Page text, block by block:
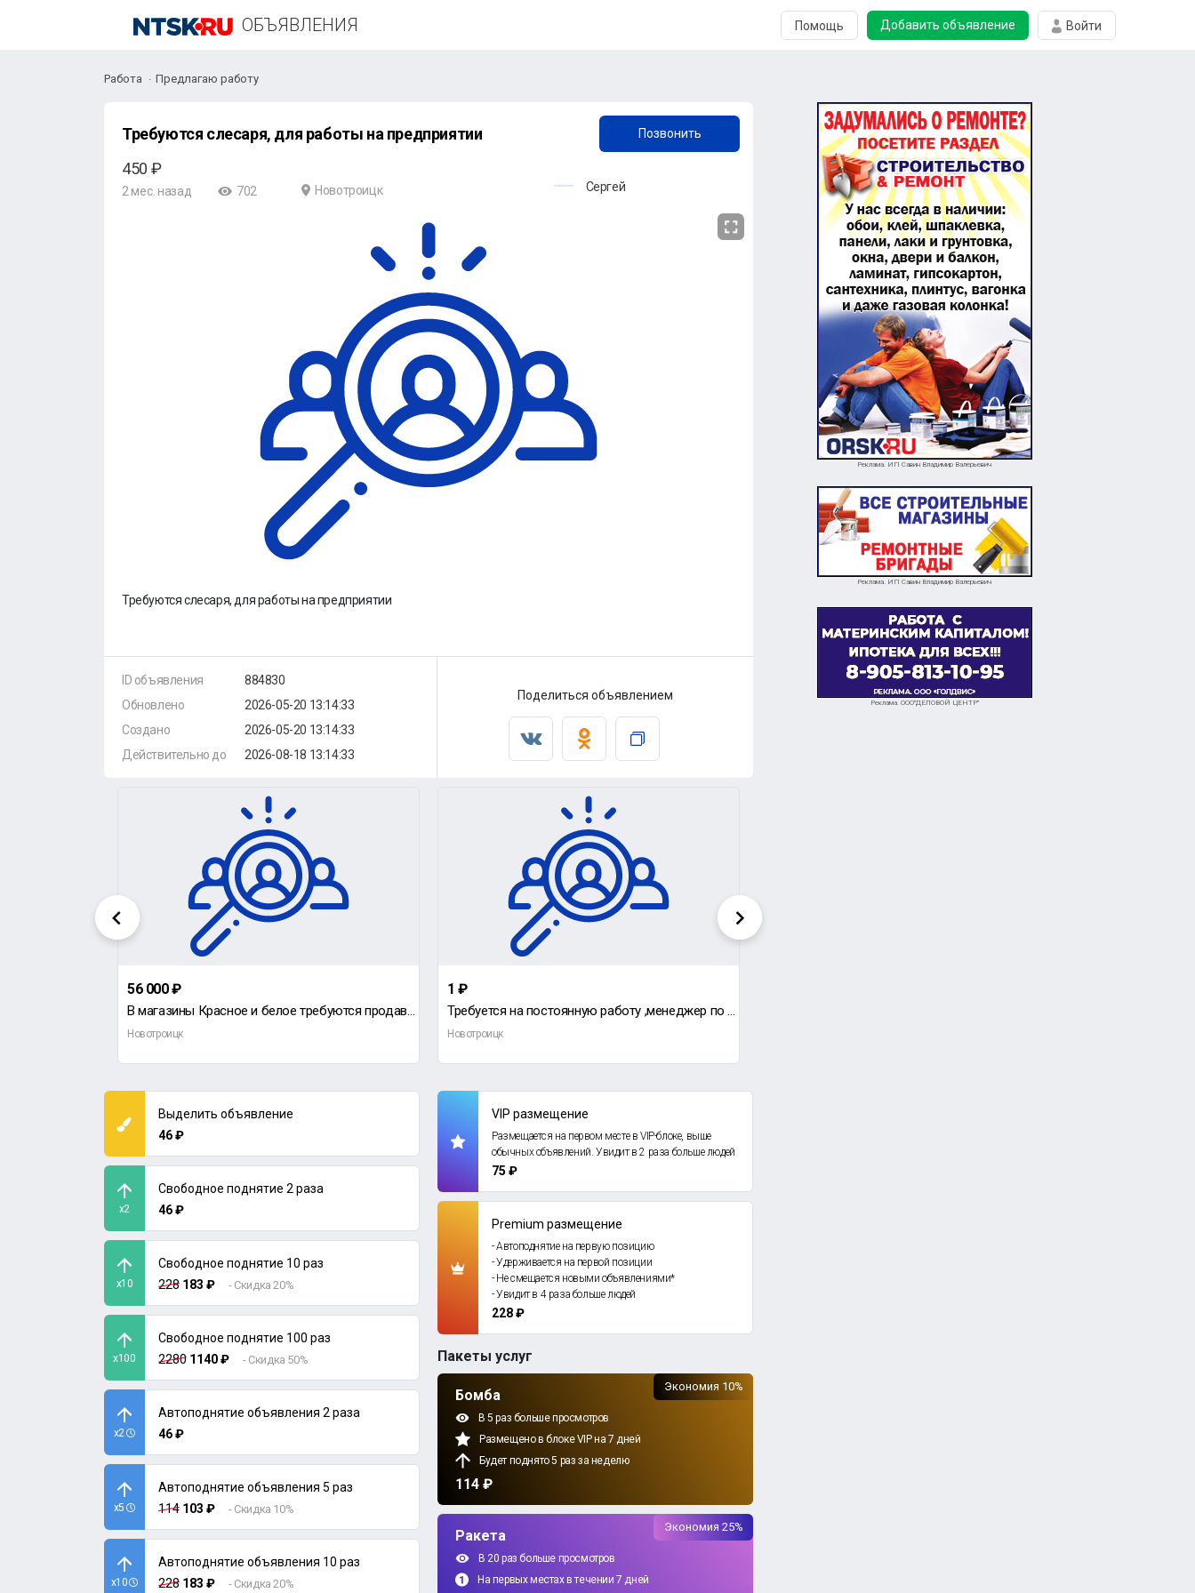
ОБЪЯВЛЕНИЯ Помощь Добавить объявление Войти
+7 (906) 838-33-77
Работа Предлагаю работу
Требуются слесаря, для работы на предприятии Позвонить
450 ₽
2 мес. назад 702 Новотроицк Сергей
Требуются слесаря, для работы на предприятии
ID объявления
Обновлено
Создано
Действительно до
884830
2026-05-20 13:14:33
2026-05-20 13:14:33
2026-08-18 13:14:33
Поделиться объявлением
56 000 ₽
В магазины Красное и белое требуются продавцы- кассиры.
Новотроицк
1 ₽
Требуется на постоянную работу ,менеджер по работе с клиентами , на пункт выдачи заказов wildberries
Новотроицк
Выделить объявление
46 ₽
x2
Свободное поднятие 2 раза
46 ₽
x10
Свободное поднятие 10 раз
228 183 ₽ - Скидка 20%
x100
Свободное поднятие 100 раз
2280 1140 ₽ - Скидка 50%
x2
Автоподнятие объявления 2 раза
46 ₽
x5
Автоподнятие объявления 5 раз
114 103 ₽ - Скидка 10%
x10
Автоподнятие объявления 10 раз
228 183 ₽ - Скидка 20%
VIP размещение
Размещается на первом месте в VIP-блоке, выше
обычных объявлений. Увидит в 2 раза больше людей
75 ₽
Premium размещение
- Автоподнятие на первую позицию
- Удерживается на первой позиции
- Не смещается новыми объявлениями*
- Увидит в 4 раза больше людей
228 ₽
Пакеты услуг
Бомба
В 5 раз больше просмотров
Размещено в блоке VIP на 7 дней
Будет поднято 5 раз за неделю
114 ₽
Экономия 10%
Ракета
В 20 раз больше просмотров
На первых местах в течении 7 дней
Экономия 25%
Реклама. ИП Савин Владимир Валерьевич
Реклама. ИП Савин Владимир Валерьевич
Реклама. ООО"ДЕЛОВОЙ ЦЕНТР"